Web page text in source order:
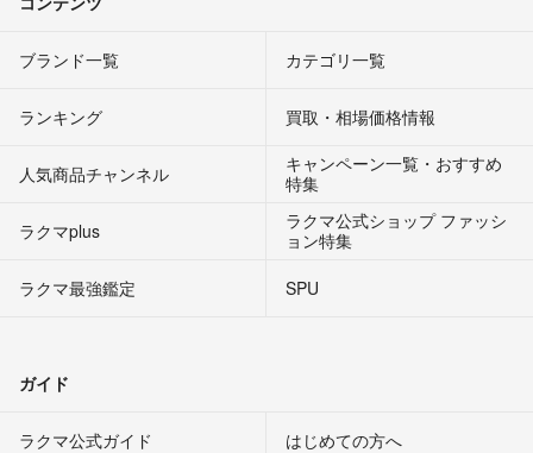
ブランド一覧 カテゴリ一覧
ランキング 買取・相場価格情報
人気商品チャンネル
キャンペーン一覧・おすすめ
特集
ラクマplus
ラクマ公式ショップ ファッシ
ョン特集
ラクマ最強鑑定
SPU
ガイド
ラクマ公式ガイド はじめての方へ